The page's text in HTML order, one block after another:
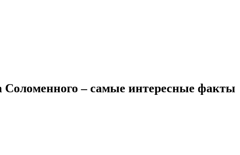
– самые интересные факты